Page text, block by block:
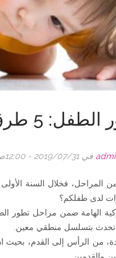
لتحسين مهاراته
في 2019/07/31 - 12:00ص
المراحل، فخلال السنة
لدى طفلكم؟
الهامة ضمن مراحل تطور
تحدث بتسلسل منطقي معين.
من الرأس إلى القدم، بحيث